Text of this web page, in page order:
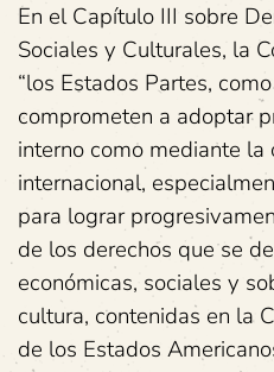
En el Capítulo III sobre
Sociales y Culturales, la
“los Estados Partes,
comprometen a adoptar
interno como mediante la
internacional,
para lograr
de los derechos que se
económicas, sociales y
cultura, contenidas en la
de los Estados